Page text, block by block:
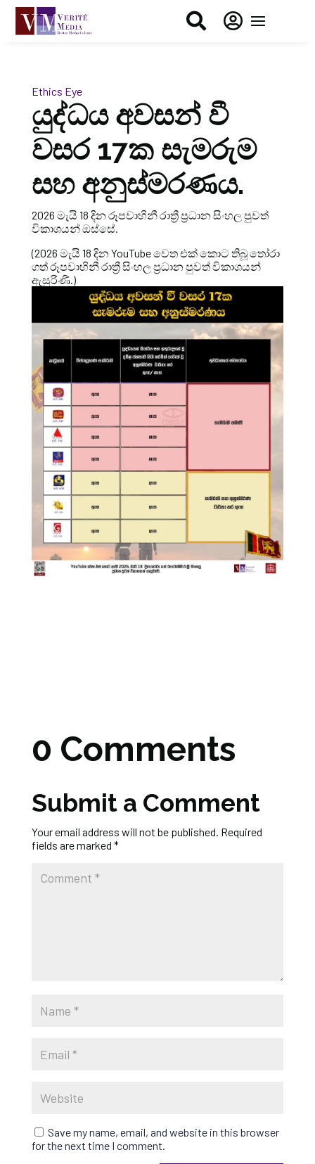
 
Ethics Eye
යුද්ධය අවසන් වී
වසර 17ක සැමරුම
සහ අනුස්මරණය.
2026 මැයි 18 දින රූපවාහිනී රාත්‍රී ප්‍රධාන සිංහල පුවත්
විකාශයන් ඔස්සේ.
(2026 මැයි 18 දින YouTube වෙත එක් කොට තිබූ තෝරා
ගත් රූපවාහිනී රාත්‍රී සිංහල ප්‍රධාන පුවත් විකාශයන්
ඇසුරිණි.)
0 Comments
Submit a Comment
Your email address will not be published. Required
fields are marked *
Save my name, email, and website in this browser
for the next time I comment.